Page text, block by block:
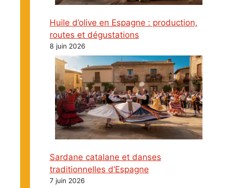
Huile d’olive en Espagne : production,
routes et dégustations
8 juin 2026
Sardane catalane et danses
traditionnelles d’Espagne
7 juin 2026